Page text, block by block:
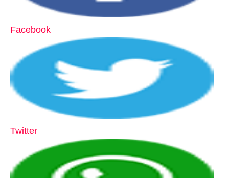
Facebook
Twitter